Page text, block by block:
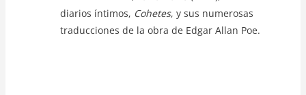
diarios íntimos, Cohetes, y sus numerosas
traducciones de la obra de Edgar Allan Poe.